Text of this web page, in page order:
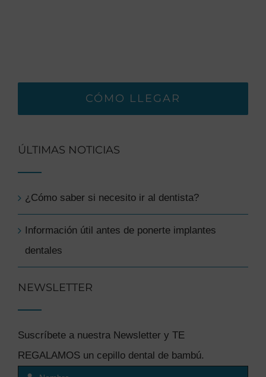
CÓMO LLEGAR
ÚLTIMAS NOTICIAS
¿Cómo saber si necesito ir al dentista?
Información útil antes de ponerte implantes
dentales
NEWSLETTER
Suscríbete a nuestra Newsletter y TE
REGALAMOS un cepillo dental de bambú.